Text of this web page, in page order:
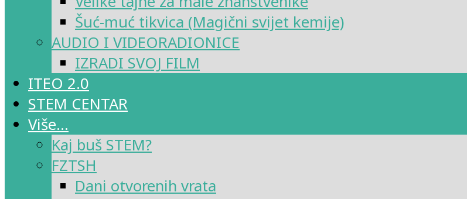
Šuć-muć tikvica (Magični svijet kemije)
AUDIO I VIDEORADIONICE
IZRADI SVOJ FILM
ITEO 2.0
STEM CENTAR
Više…
Kaj buš STEM?
FZTSH
Dani otvorenih vrata